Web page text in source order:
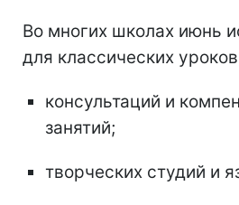
Во многих школах июнь
для классических
консультаций и
занятий;
творческих студий и